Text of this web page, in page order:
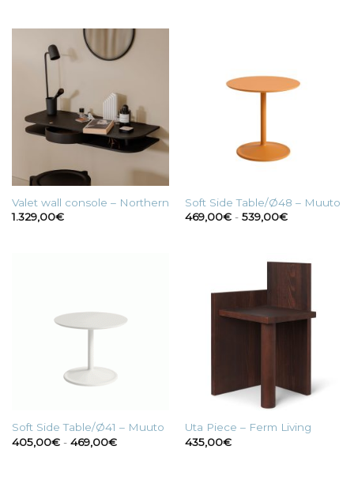
Valet wall console – Northern
1.329,00€
Soft Side Table/Ø48 – Muuto
469,00€ - 539,00€Fascia
539,00€
Soft Side Table/Ø41 – Muuto
405,00€ - 469,00€Fascia
Uta Piece – Ferm Living
435,00€